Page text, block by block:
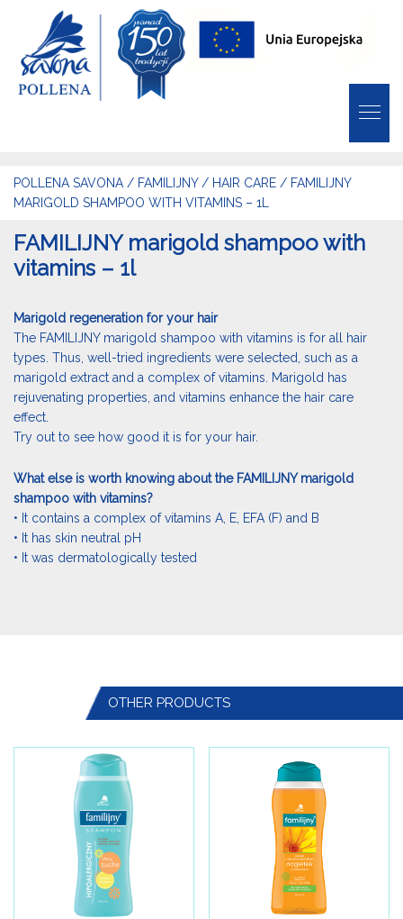
POLLENA SAVONA / FAMILIJNY/ HAIR CARE / FAMILIJNY
MARIGOLD SHAMPOO WITH VITAMINS – 1L
FAMILIJNY marigold shampoo with
vitamins – 1l
Marigold regeneration for your hair
The FAMILIJNY marigold shampoo with vitamins is for all hair
types. Thus, well-tried ingredients were selected, such as a
marigold extract and a complex of vitamins. Marigold has
rejuvenating properties, and vitamins enhance the hair care
effect.
Try out to see how good it is for your hair.
What else is worth knowing about the FAMILIJNY marigold
shampoo with vitamins?
• It contains a complex of vitamins A, E, EFA (F) and B
• It has skin neutral pH
• It was dermatologically tested
OTHER PRODUCTS